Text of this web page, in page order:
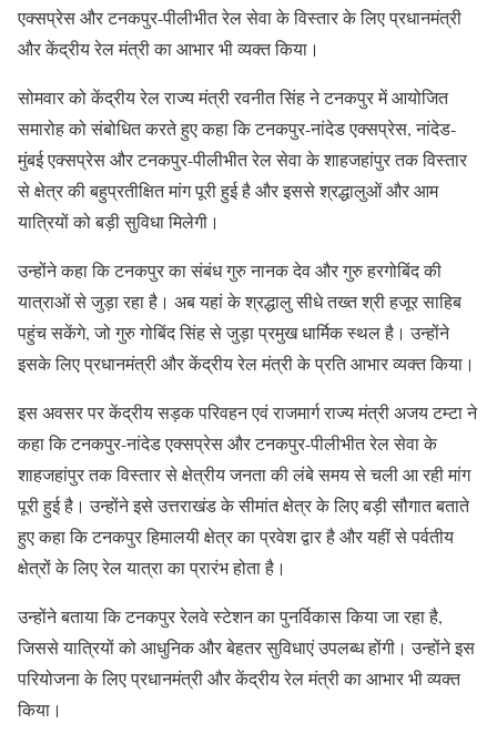
एक्सप्रेस और टनकपुर-पीलीभीत रेल सेवा के विस्तार के लिए प्रधानमंत्री
और केंद्रीय रेल मंत्री का आभार भी व्यक्त किया।
सोमवार को केंद्रीय रेल राज्य मंत्री रवनीत सिंह ने टनकपुर में आयोजित
समारोह को संबोधित करते हुए कहा कि टनकपुर-नांदेड एक्सप्रेस, नांदेड-
मुंबई एक्सप्रेस और टनकपुर-पीलीभीत रेल सेवा के शाहजहांपुर तक विस्तार
से क्षेत्र की बहुप्रतीक्षित मांग पूरी हुई है और इससे श्रद्धालुओं और आम
यात्रियों को बड़ी सुविधा मिलेगी।
उन्होंने कहा कि टनकपुर का संबंध गुरु नानक देव और गुरु हरगोबिंद की
यात्राओं से जुड़ा रहा है। अब यहां के श्रद्धालु सीधे तख्त श्री हजूर साहिब
पहुंच सकेंगे, जो गुरु गोबिंद सिंह से जुड़ा प्रमुख धार्मिक स्थल है। उन्होंने
इसके लिए प्रधानमंत्री और केंद्रीय रेल मंत्री के प्रति आभार व्यक्त किया।
इस अवसर पर केंद्रीय सड़क परिवहन एवं राजमार्ग राज्य मंत्री अजय टम्टा ने
कहा कि टनकपुर-नांदेड एक्सप्रेस और टनकपुर-पीलीभीत रेल सेवा के
शाहजहांपुर तक विस्तार से क्षेत्रीय जनता की लंबे समय से चली आ रही मांग
पूरी हुई है। उन्होंने इसे उत्तराखंड के सीमांत क्षेत्र के लिए बड़ी सौगात बताते
हुए कहा कि टनकपुर हिमालयी क्षेत्र का प्रवेश द्वार है और यहीं से पर्वतीय
क्षेत्रों के लिए रेल यात्रा का प्रारंभ होता है।
उन्होंने बताया कि टनकपुर रेलवे स्टेशन का पुनर्विकास किया जा रहा है,
जिससे यात्रियों को आधुनिक और बेहतर सुविधाएं उपलब्ध होंगी। उन्होंने इस
परियोजना के लिए प्रधानमंत्री और केंद्रीय रेल मंत्री का आभार भी व्यक्त
किया।